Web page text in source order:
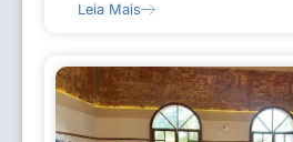
Leia Mais